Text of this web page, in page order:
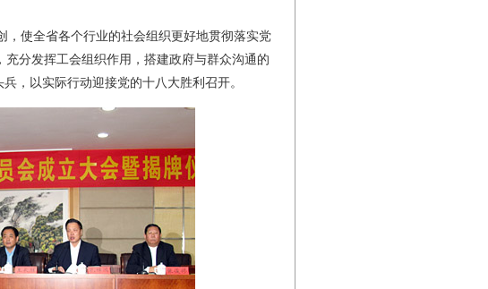
使全省各个行业的社会组织更好地贯彻落实党
分发挥工会组织作用，搭建政府与群众沟通的
，以实际行动迎接党的十八大胜利召开。